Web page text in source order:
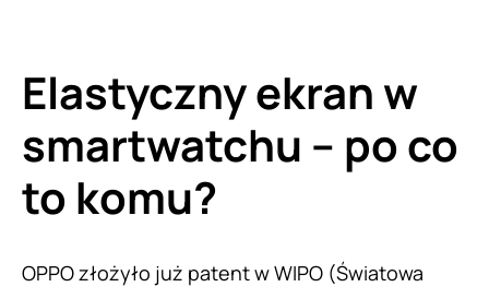
Elastyczny ekran w
smartwatchu – po co
to komu?
OPPO złożyło już patent w WIPO (Światowa